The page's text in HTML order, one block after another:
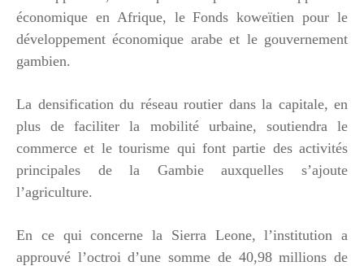
économique en Afrique, le Fonds koweïtien pour le
développement économique arabe et le gouvernement
gambien.
La densification du réseau routier dans la capitale, en
plus de faciliter la mobilité urbaine, soutiendra le
commerce et le tourisme qui font partie des activités
principales de la Gambie auxquelles s’ajoute
l’agriculture.
En ce qui concerne la Sierra Leone, l’institution a
approuvé l’octroi d’une somme de 40,98 millions de